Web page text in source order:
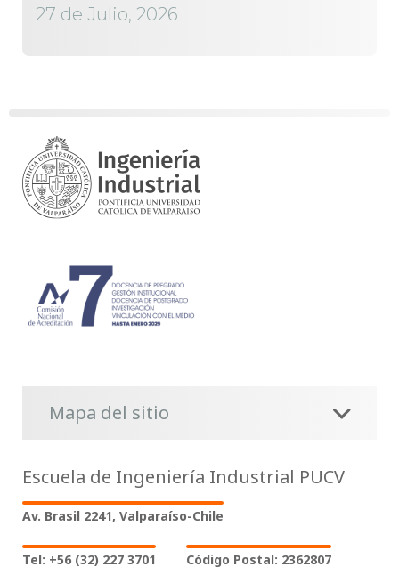
27 de Julio, 2026
Mapa del sitio
Escuela de Ingeniería Industrial PUCV
Av. Brasil 2241, Valparaíso-Chile
Tel: +56 (32) 227 3701 Código Postal: 2362807